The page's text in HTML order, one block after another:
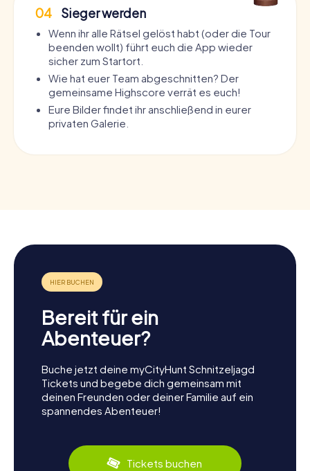
04 Sieger werden
Wenn ihr alle Rätsel gelöst habt (oder die Tour
beenden wollt) führt euch die App wieder
sicher zum Startort.
Wie hat euer Team abgeschnitten? Der
gemeinsame Highscore verrät es euch!
Eure Bilder findet ihr anschließend in eurer
privaten Galerie.
Bereit für ein
Abenteuer?
Buche jetzt deine myCityHunt Schnitzeljagd
Tickets und begebe dich gemeinsam mit
deinen Freunden oder deiner Familie auf ein
spannendes Abenteuer!
Tickets buchen